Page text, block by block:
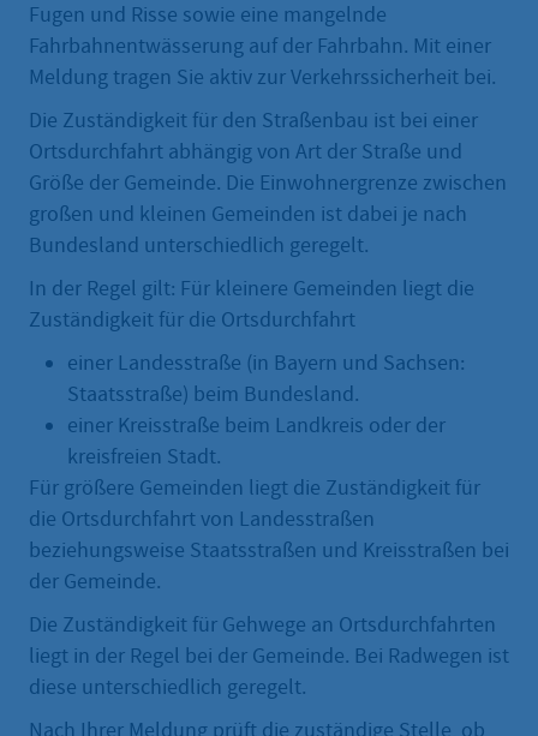
Fugen und Risse sowie eine mangelnde
Fahrbahnentwässerung auf der Fahrbahn. Mit einer
Meldung tragen Sie aktiv zur Verkehrssicherheit bei.
Die Zuständigkeit für den Straßenbau ist bei einer
Ortsdurchfahrt abhängig von Art der Straße und
Größe der Gemeinde. Die Einwohnergrenze zwischen
großen und kleinen Gemeinden ist dabei je nach
Bundesland unterschiedlich geregelt.
In der Regel gilt: Für kleinere Gemeinden liegt die
Zuständigkeit für die Ortsdurchfahrt
einer Landesstraße (in Bayern und Sachsen:
Staatsstraße) beim Bundesland.
einer Kreisstraße beim Landkreis oder der
kreisfreien Stadt.
Für größere Gemeinden liegt die Zuständigkeit für
die Ortsdurchfahrt von Landesstraßen
beziehungsweise Staatsstraßen und Kreisstraßen bei
der Gemeinde.
Die Zuständigkeit für Gehwege an Ortsdurchfahrten
liegt in der Regel bei der Gemeinde. Bei Radwegen ist
diese unterschiedlich geregelt.